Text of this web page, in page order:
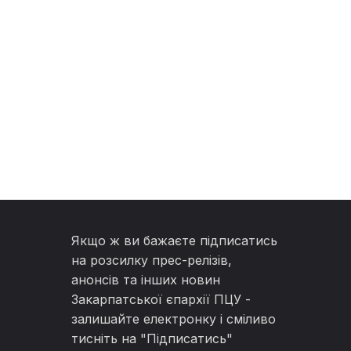
Якщо ж ви бажаєте підписатись
на розсилку прес-релізів,
анонсів та інших новин
Закарпатської єпархії ПЦУ -
залишайте електронку і сміливо
тисніть на "Підписатись"